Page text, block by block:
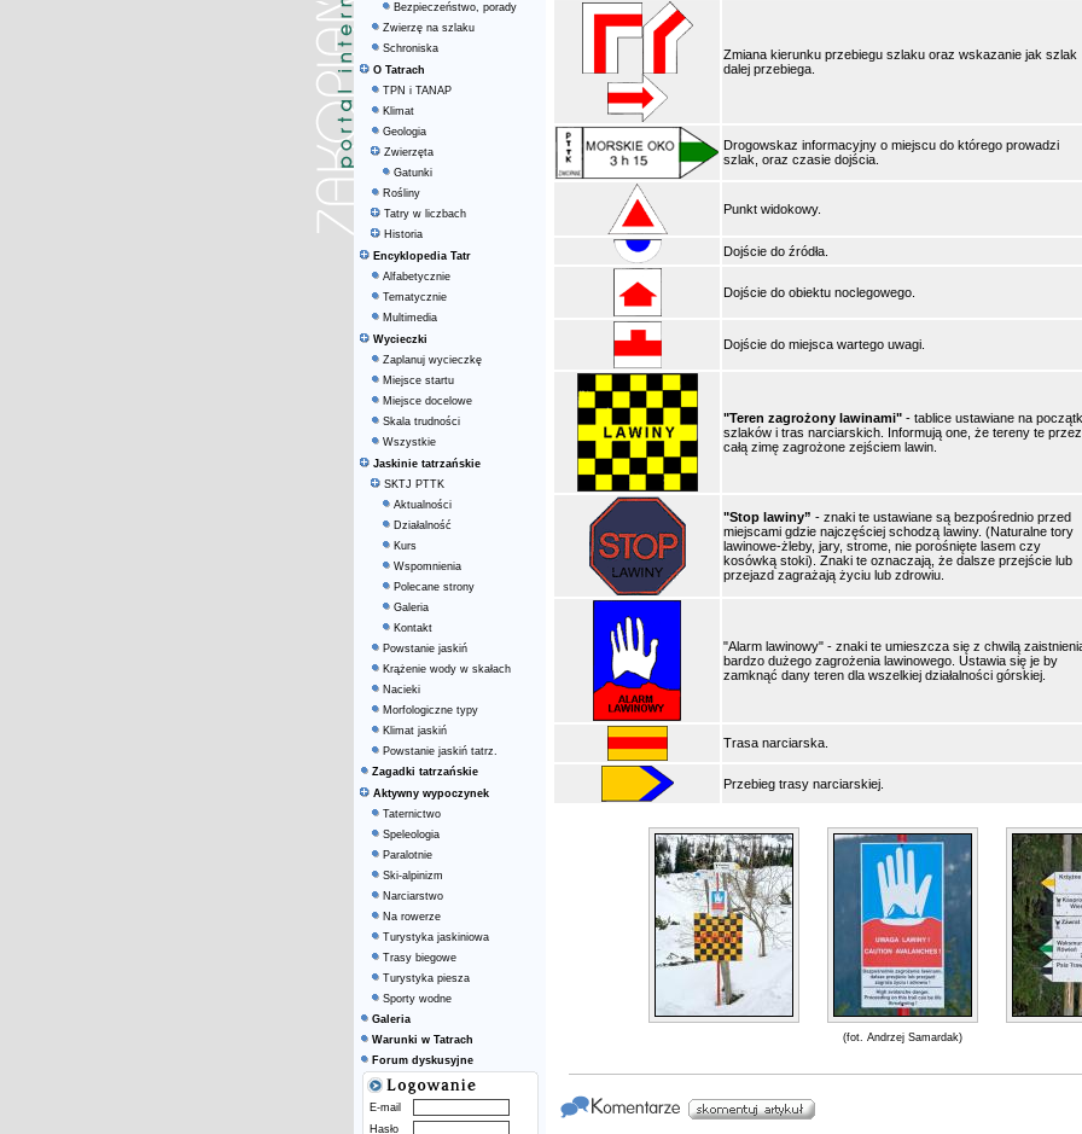
Bezpieczeństwo, porady
Zwierzę na szlaku
Schroniska
O Tatrach
TPN i TANAP
Klimat
Geologia
Zwierzęta
Gatunki
Rośliny
Tatry w liczbach
Historia
Encyklopedia Tatr
Alfabetycznie
Tematycznie
Multimedia
Wycieczki
Zaplanuj wycieczkę
Miejsce startu
Miejsce docelowe
Skala trudności
Wszystkie
Jaskinie tatrzańskie
SKTJ PTTK
Aktualności
Działalność
Kurs
Wspomnienia
Polecane strony
Galeria
Kontakt
Powstanie jaskiń
Krążenie wody w skałach
Nacieki
Morfologiczne typy
Klimat jaskiń
Powstanie jaskiń tatrz.
Zagadki tatrzańskie
Aktywny wypoczynek
Taternictwo
Speleologia
Paralotnie
Ski-alpinizm
Narciarstwo
Na rowerze
Turystyka jaskiniowa
Trasy biegowe
Turystyka piesza
Sporty wodne
Galeria
Warunki w Tatrach
Forum dyskusyjne
E-mail
Hasło
Zmiana kierunku przebiegu szlaku oraz wskazanie jak szlak
dalej przebiega.
Drogowskaz informacyjny o miejscu do którego prowadzi
szlak, oraz czasie dojścia.
Punkt widokowy.
Dojście do źródła.
Dojście do obiektu noclegowego.
Dojście do miejsca wartego uwagi.
"Teren zagrożony lawinami" - tablice ustawiane na
szlaków i tras narciarskich. Informują one, że tereny te przez
całą zimę zagrożone zejściem lawin.
"Stop lawiny” - znaki te ustawiane są bezpośrednio przed
miejscami gdzie najczęściej schodzą lawiny. (Naturalne tory
lawinowe-żleby, jary, strome, nie porośnięte lasem czy
kosówką stoki). Znaki te oznaczają, że dalsze przejście lub
przejazd zagrażają życiu lub zdrowiu.
"Alarm lawinowy" - znaki te umieszcza się z chwilą
bardzo dużego zagrożenia lawinowego. Ustawia się je by
zamknąć dany teren dla wszelkiej działalności górskiej.
Trasa narciarska.
Przebieg trasy narciarskiej.
(fot. Andrzej Samardak)